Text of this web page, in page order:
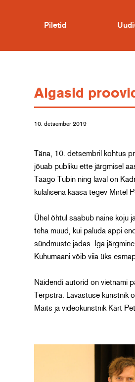
Piletid
Algasid
10. detsember 2019
Täna, 10. detsembril kohtus
jõuab publiku ette järgmisel
Taago Tubin ning laval on
külalisena kaasa tegev Mirtel
Ühel õhtul saabub naine koju
teha muud, kui paluda appi
sündmuste jadas. Iga
Kuhumaani võib viia üks
Näidendi autorid on vietnami
Terpstra. Lavastuse kunstnik
Mäits ja videokunstnik Kärt